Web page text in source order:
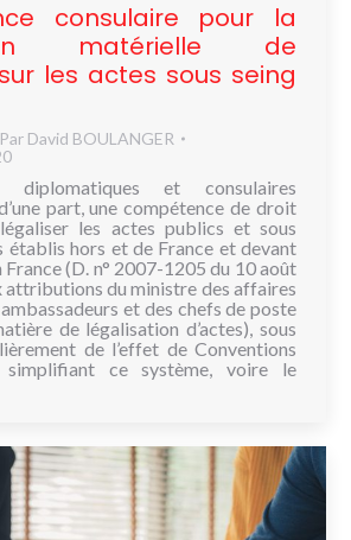
consulaire pour la
matérielle de
les actes sous seing
Par David BOULANGER
diplomatiques et consulaires
part, une compétence de droit
les actes publics et sous
établis hors et de France et devant
(D. n° 2007-1205 du 10 août
attributions du ministre des affaires
et des chefs de poste
de légalisation d’actes), sous
de l’effet de Conventions
simplifiant ce système, voire le